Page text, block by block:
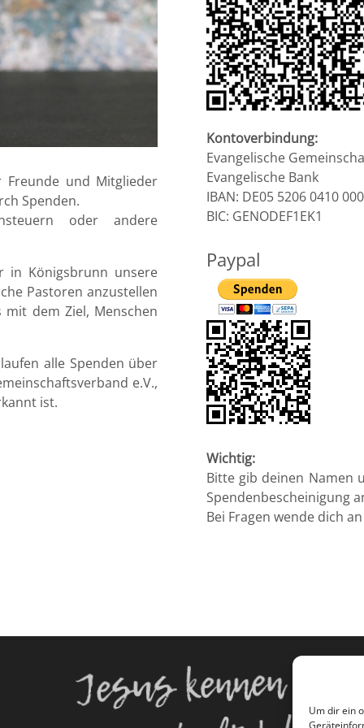
Um dir ein
und Mitglieder
Spenden.
oder andere
in Königsbrunn unsere
Pastoren anzustellen
dem Ziel, Menschen
alle Spenden über
e.V.,
ist.
Kontoverbindung:
Evangelische
Evangelische Bank
IBAN: DE05 5206 0410
BIC: GENODEF1EK1
Paypal
Wichtig:
Bitte gib deinen Namen
Spendenbescheinigung
Bei Fragen wende dich
Jesus kennen